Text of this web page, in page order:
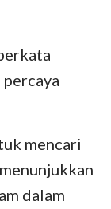
mencari
dalam